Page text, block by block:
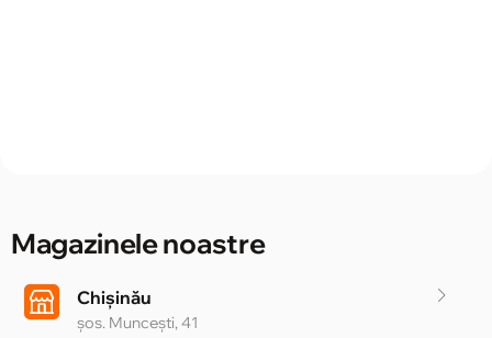
Magazinele noastre
Chișinău
șos. Muncești, 41